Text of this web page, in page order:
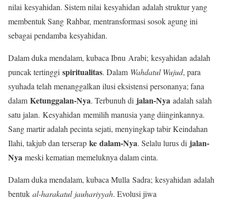
nilai kesyahidan. Sistem nilai kesyahidan adalah struktur yang
membentuk Sang Rahbar, mentransformasi sosok agung ini
sebagai pendamba kesyahidan.
Dalam duka mendalam, kubaca Ibnu Arabi; kesyahidan adalah
puncak tertinggi spiritualitas. Dalam Wahdatul Wujud, para
syuhada telah menanggalkan ilusi eksistensi personanya; fana
dalam Ketunggalan-Nya. Terbunuh di jalan-Nya adalah salah
satu jalan. Kesyahidan memilih manusia yang diinginkannya.
Sang martir adalah pecinta sejati, menyingkap tabir Keindahan
Ilahi, takjub dan terserap ke dalam-Nya. Selalu lurus di jalan-
Nya meski kematian memeluknya dalam cinta.
Dalam duka mendalam, kubaca Mulla Sadra; kesyahidan adalah
bentuk al-harakatul jauhariyyah. Evolusi jiwa